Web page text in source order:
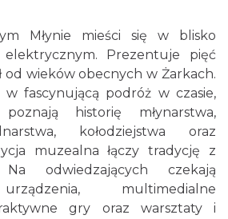
Młynie mieści się w blisko
Prezentuje pięć
od wieków obecnych w Żarkach.
w fascynującą podróż w czasie,
historię młynarstwa,
kołodziejstwa oraz
muzealna łączy tradycję z
Na odwiedzających czekają
multimedialne
gry oraz warsztaty i